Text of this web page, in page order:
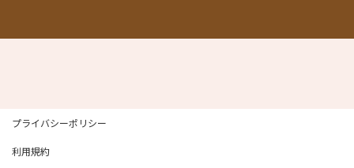
プライバシーポリシー
利用規約